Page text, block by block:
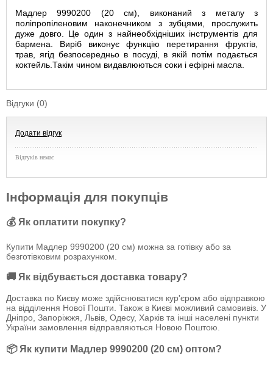
Мадлер 9990200 (20 см), виконаний з металу з
поліпропіленовим наконечником з зубцями, прослужить
дуже довго. Це один з найнеобхідніших інструментів для
бармена. Виріб виконує функцію перетирання фруктів,
трав, ягід безпосередньо в посуді, в якій потім подається
коктейль.Такім чином видавлюються соки і ефірні масла.
Відгуки (0)
Додати відгук
Відгуків немає
Інформація для покупців
💰 Як оплатити покупку?
Купити Мадлер 9990200 (20 см) можна за готівку або за
безготівковим розрахунком.
🚚 Як відбувається доставка товару?
Доставка по Києву може здійснюватися кур'єром або відправкою
на відділення Нової Пошти. Також в Києві можливий самовивіз. У
Дніпро, Запоріжжя, Львів, Одесу, Харків та інші населені пункти
України замовлення відправляються Новою Поштою.
📦 Як купити Мадлер 9990200 (20 см) оптом?